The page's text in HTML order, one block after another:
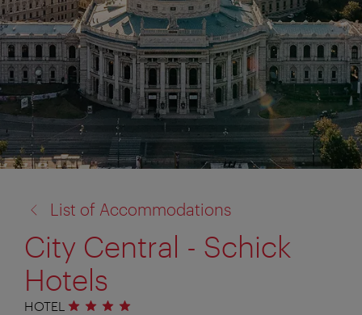
à:
List of Accommodations
City Central - Schick
Hotels
HOTEL 4 étoiles